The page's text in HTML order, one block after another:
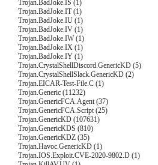
Trojan.BadJoke.IS (1)
Trojan.BadJoke.IT (1)
Trojan.BadJoke.IU (1)
Trojan.BadJoke.IV (1)
Trojan.BadJoke.IW (1)
Trojan.BadJoke.IX (1)
Trojan.BadJoke.IY (1)
Trojan.CrystalShellDiscord.GenericKD (5)
Trojan.CrystalShellSlack.GenericKD (2)
Trojan.EICAR-Test-File.C (1)
Trojan.Generic (11232)
Trojan.GenericFCA.Agent (37)
Trojan.GenericFCA.Script (25)
Trojan.GenericKD (107631)
Trojan.GenericKDS (810)
Trojan.GenericKDZ (35)
Trojan.Havoc.GenericKD (1)
Trojan.IOS.Exploit.CVE-2020-9802.D (1)